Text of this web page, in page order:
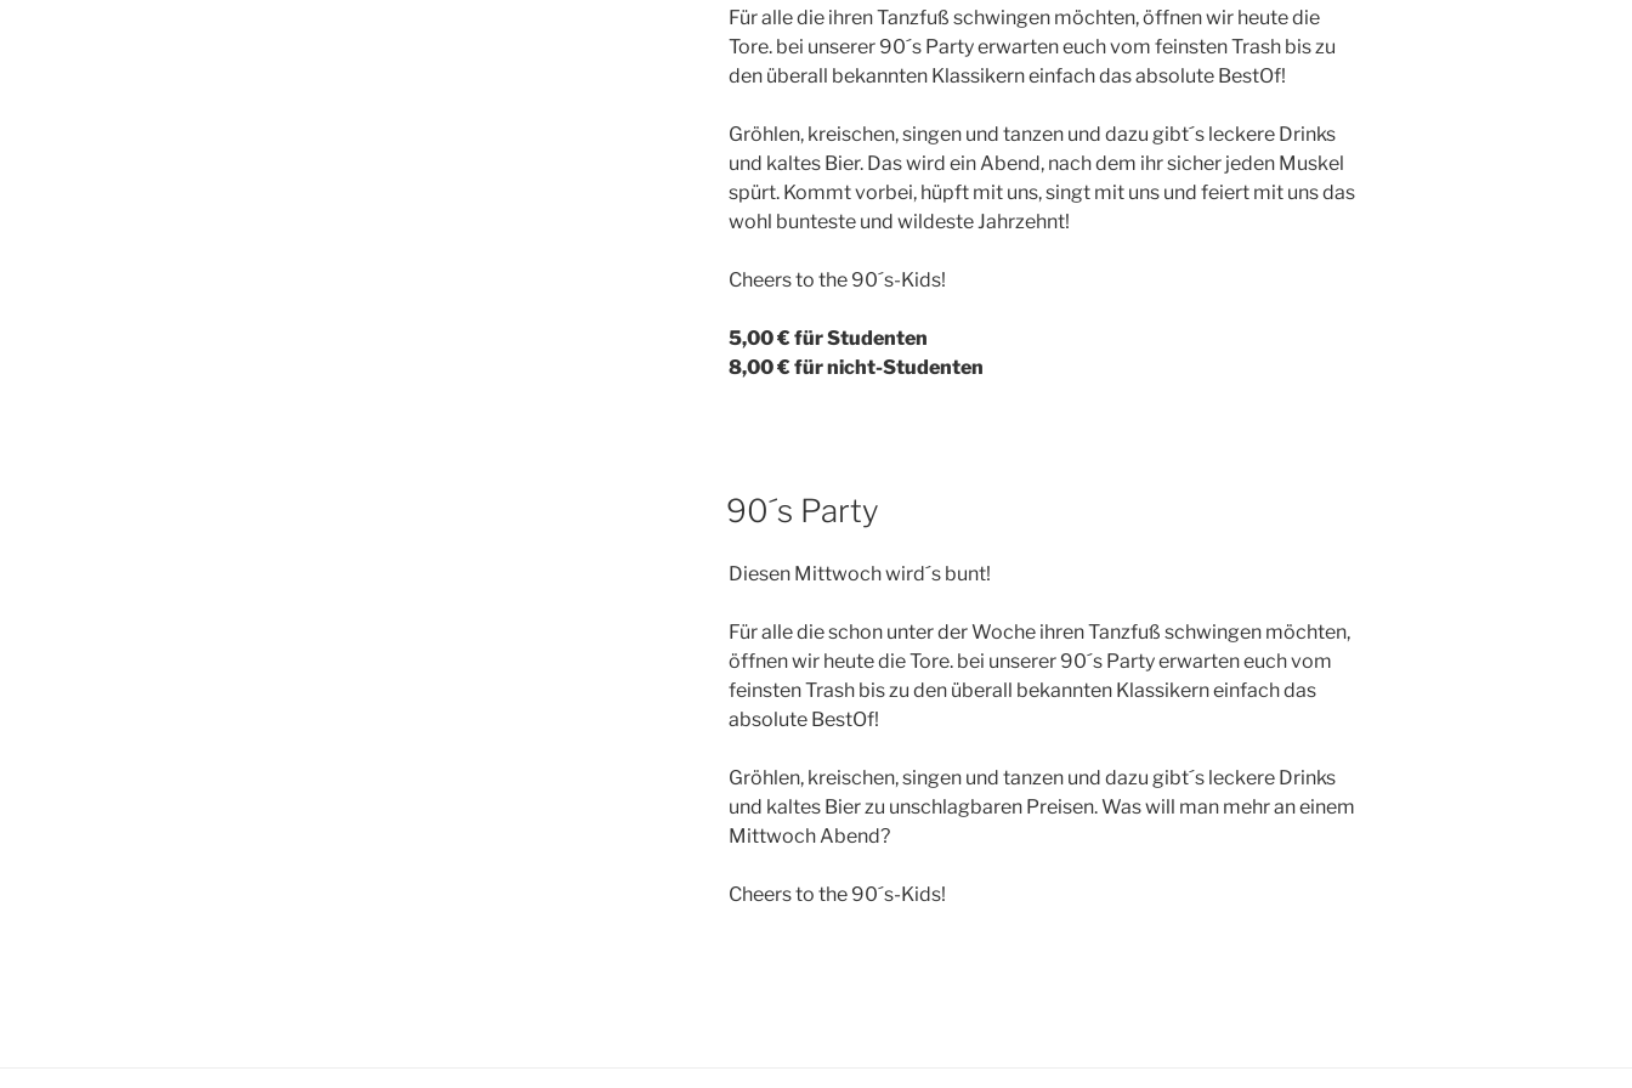
Für alle die ihren Tanzfuß schwingen möchten, öffnen wir heute die
Tore. bei unserer 90´s Party erwarten euch vom feinsten Trash bis zu
den überall bekannten Klassikern einfach das absolute BestOf!
Gröhlen, kreischen, singen und tanzen und dazu gibt´s leckere Drinks
und kaltes Bier. Das wird ein Abend, nach dem ihr sicher jeden Muskel
spürt. Kommt vorbei, hüpft mit uns, singt mit uns und feiert mit uns das
wohl bunteste und wildeste Jahrzehnt!
Cheers to the 90´s-Kids!
5,00 € für Studenten
8,00 € für nicht-Studenten
90´s Party
Diesen Mittwoch wird´s bunt!
Für alle die schon unter der Woche ihren Tanzfuß schwingen möchten,
öffnen wir heute die Tore. bei unserer 90´s Party erwarten euch vom
feinsten Trash bis zu den überall bekannten Klassikern einfach das
absolute BestOf!
Gröhlen, kreischen, singen und tanzen und dazu gibt´s leckere Drinks
und kaltes Bier zu unschlagbaren Preisen. Was will man mehr an einem
Mittwoch Abend?
Cheers to the 90´s-Kids!